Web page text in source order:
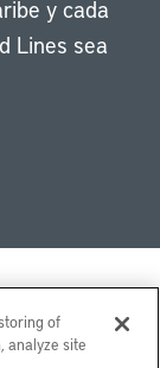
y cada
Lines sea
of
analyze site